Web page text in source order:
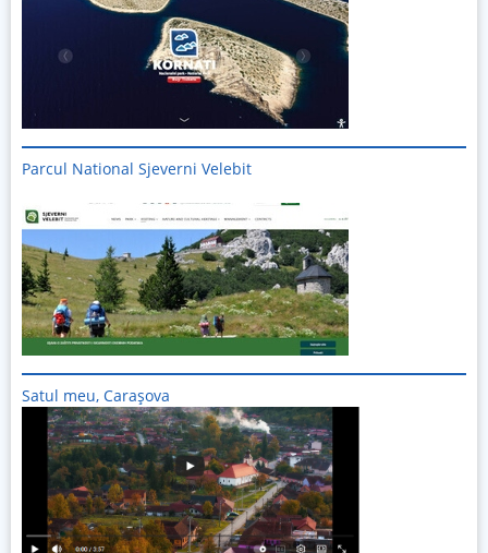
Parcul National Sjeverni Velebit
Imagine
Satul meu, Carașova